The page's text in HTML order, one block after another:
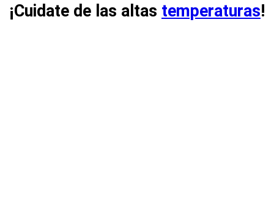
¡Cuidate de las altas temperaturas!